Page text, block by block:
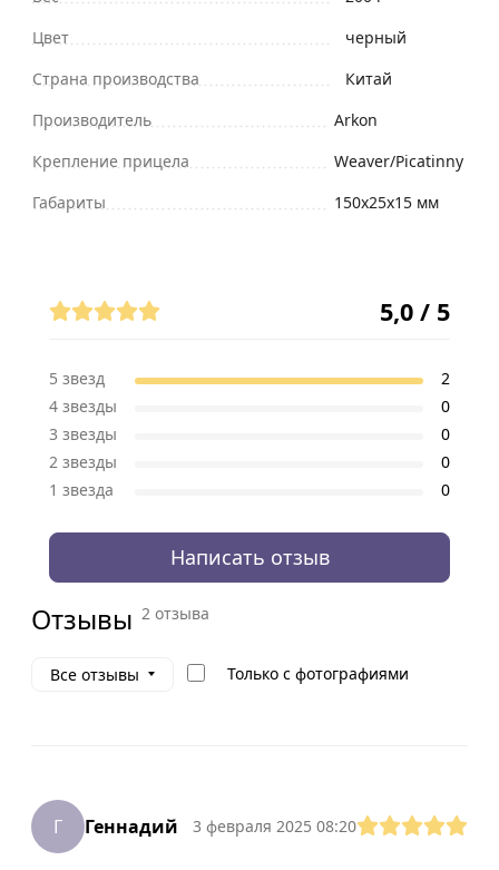
Цвет
черный
Страна производства
Китай
Производитель
Arkon
Крепление прицела
Weaver/Picatinny
Габариты
150х25х15 мм
Отзывы (2) 5,0 / 5
5 звезд
2
4 звезды
0
3 звезды
0
2 звезды
0
1 звезда
0
Написать отзыв
Отзывы 2 отзыва
Все отзывы Только с фотографиями
Г Геннадий 3 февраля 2025 08:20